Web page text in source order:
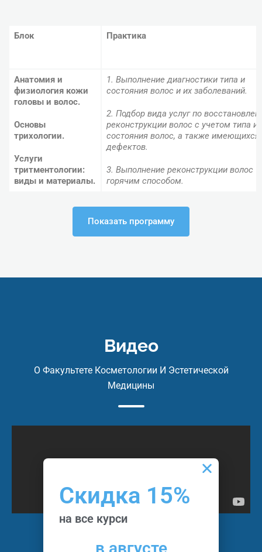
Блок Практика
Анатомия и
физиология кожи
головы и волос.
Основы
трихологии.
Услуги
тритментологии:
виды и материалы.
1. Выполнение диагностики типа и
состояния волос и их заболеваний.
2. Подбор вида услуг по
реконструкции волос с учетом типа и
состояния волос, а также имеющихся
дефектов.
3. Выполнение реконструкции волос
горячим способом.
5. Выполнение Кератинового
– Теория – 6 академических часов
и теоретическим материалом
Показать программу
Видео
О Факультете Косметологии И Эстетической
Медицины
Скидка 15%
на все курси